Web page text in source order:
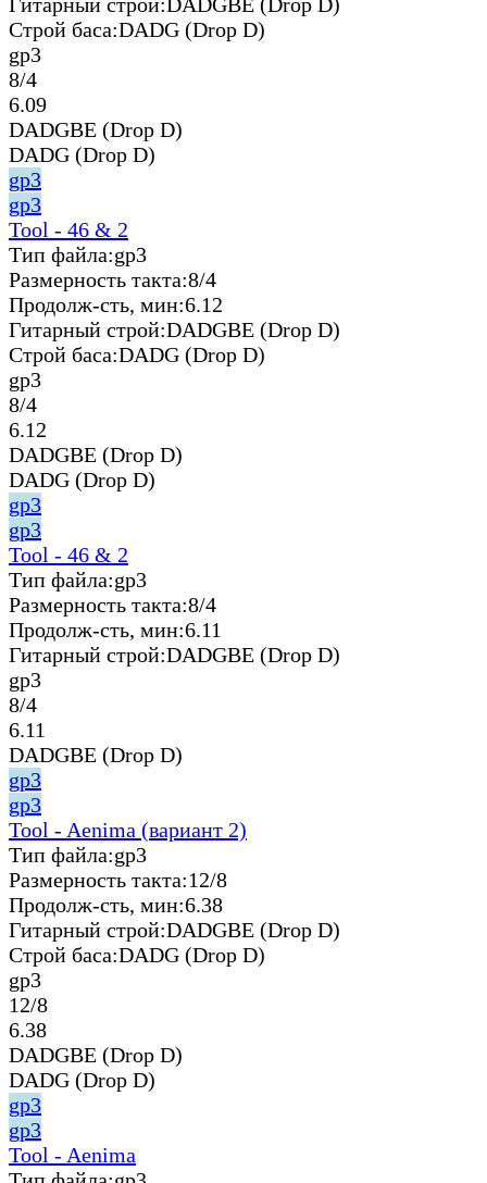
Строй баса:DADG (Drop D)
gp3
8/4
6.09
DADGBE (Drop D)
DADG (Drop D)
gp3
gp3
Tool - 46 & 2
Тип файла:gp3
Размерность такта:8/4
Продолж-сть, мин:6.12
Гитарный строй:DADGBE (Drop D)
Строй баса:DADG (Drop D)
gp3
8/4
6.12
DADGBE (Drop D)
DADG (Drop D)
gp3
gp3
Tool - 46 & 2
Тип файла:gp3
Размерность такта:8/4
Продолж-сть, мин:6.11
Гитарный строй:DADGBE (Drop D)
gp3
8/4
6.11
DADGBE (Drop D)
gp3
gp3
Tool - Aenima (вариант 2)
Тип файла:gp3
Размерность такта:12/8
Продолж-сть, мин:6.38
Гитарный строй:DADGBE (Drop D)
Строй баса:DADG (Drop D)
gp3
12/8
6.38
DADGBE (Drop D)
DADG (Drop D)
gp3
gp3
Tool - Aenima